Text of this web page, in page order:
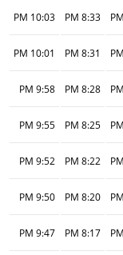
8:33 PM
10:03 PM
8:31 PM
10:01 PM
8:28 PM
9:58 PM
8:25 PM
9:55 PM
8:22 PM
9:52 PM
8:20 PM
9:50 PM
8:17 PM
9:47 PM